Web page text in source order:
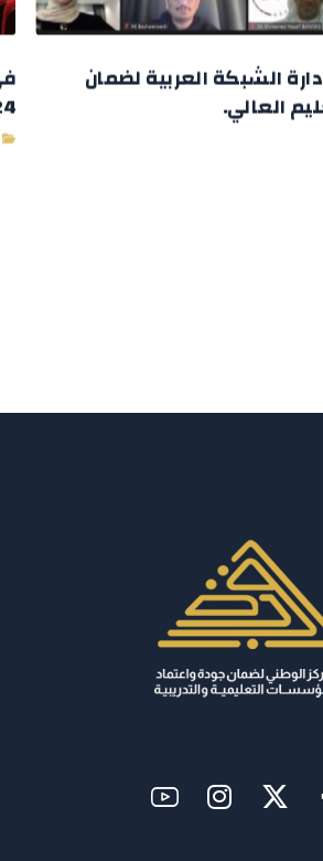
الشبكة العربية لضمان
العالي. 2024